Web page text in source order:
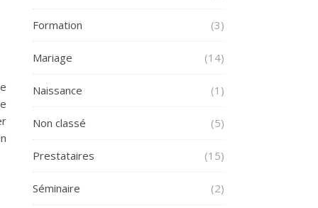
Formation (3)
Mariage (14)
Naissance (1)
Non classé (5)
Prestataires (15)
Séminaire (2)